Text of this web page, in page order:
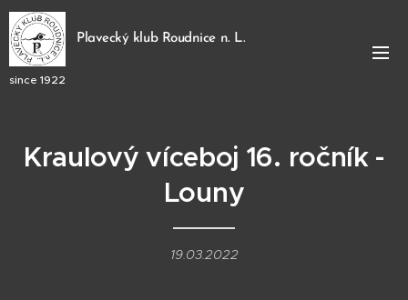
Plavecký klub Roudnice n. L.
since 1922
Kraulový víceboj 16. ročník -
Louny
19.03.2022